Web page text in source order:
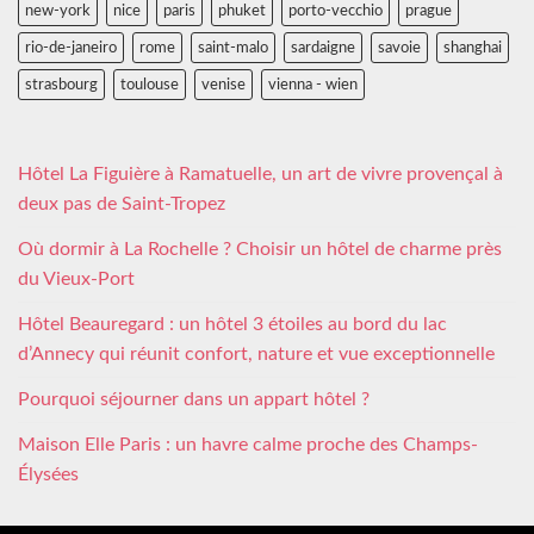
new-york nice paris phuket porto-vecchio prague
rio-de-janeiro rome saint-malo sardaigne savoie shanghai
strasbourg toulouse venise vienna - wien
Hôtel La Figuière à Ramatuelle, un art de vivre provençal à
deux pas de Saint-Tropez
Où dormir à La Rochelle ? Choisir un hôtel de charme près
du Vieux-Port
Hôtel Beauregard : un hôtel 3 étoiles au bord du lac
d’Annecy qui réunit confort, nature et vue exceptionnelle
Pourquoi séjourner dans un appart hôtel ?
Maison Elle Paris : un havre calme proche des Champs-
Élysées